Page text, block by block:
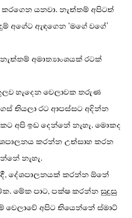
කරගෙන යනවා. නැත්තම් අපිටත්
අගේට ඇඳගෙන ‘මගේ වගේ’
අමාත්‍යාංශයක් රටක්
හැදෙන වෙලාවක තරුණ
තියලා රට ආපස්සට අදින්න
අපි ඉඩ දෙන්නේ නැහැ. මොකද
කරන්න උත්සාහ කරන
නැහැ.
දේශපාලනයක් කරන්න ඕනේ
මේක පාට, පක්ෂ කරන්න සුදුසු
වෙලාවේ අපිට තියෙන්නේ ස්මාට්